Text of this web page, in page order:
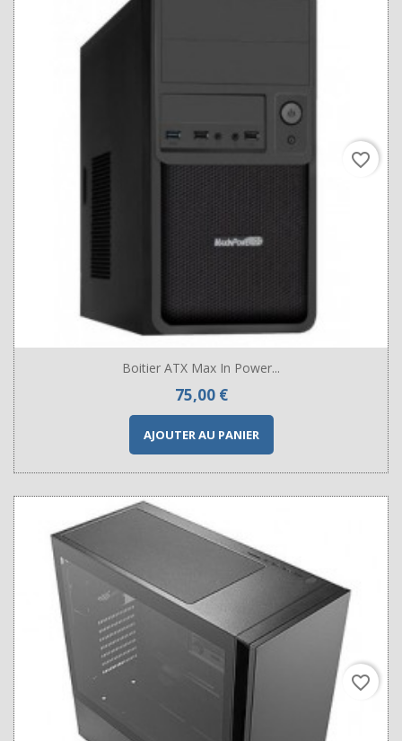
Boitier ATX Max In Power...
Prix
75,00 €
AJOUTER AU PANIER
favorite_border
favorite_border